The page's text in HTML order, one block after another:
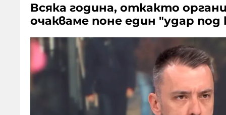
Всяка година, откакто
очакваме поне един "удар